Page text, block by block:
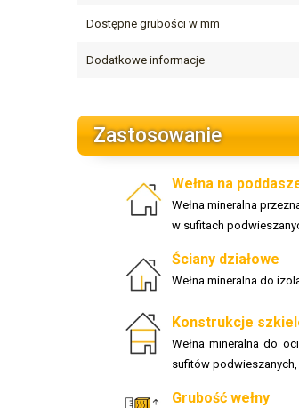
Dostępne grubości w mm
Dodatkowe informacje
Zastosowanie
Wełna na
Wełna mineralna
w sufitach
Ściany działowe
Wełna mineralna do
Konstrukcje
Wełna mineralna do
sufitów
Grubość wełny